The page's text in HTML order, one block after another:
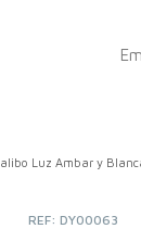
Luz Ambar y
REF:DY00063